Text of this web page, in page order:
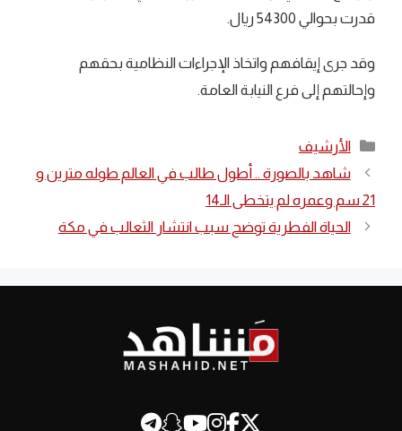
قدرت بحوالي 54300 ريال.
وقد جرى إيقافهم واتخاذ الإجراءات النظامية بحقهم
وإحالتهم إلى فرع النيابة العامة.
التصنيفات
الأرشيف
شاهد بالصورة .. أطول طالب في العالم طوله مترين و
21 سم وعمره لم يتخطى الـ14
الحياة الفطرية توضح سبب انتشار الثعالب في مكة